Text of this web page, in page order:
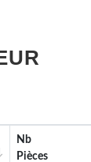
Nb
Pièces